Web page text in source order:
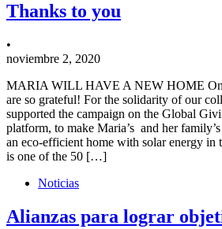
Thanks to you
•
noviembre 2, 2020
MARIA WILL HAVE A NEW HOME On
are so grateful! For the solidarity of our
supported the campaign on the Global
platform, to make Maria’s and her
an eco-efficient home with solar energy in
is one of the 50 […]
Noticias
Alianzas para lograr